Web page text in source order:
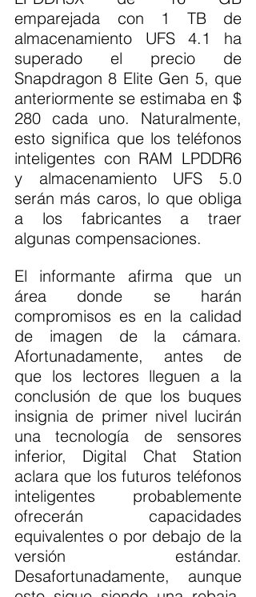
emparejada con 1 TB de
almacenamiento UFS 4.1 ha
superado el precio de
Snapdragon 8 Elite Gen 5, que
anteriormente se estimaba en $
280 cada uno. Naturalmente,
esto significa que los teléfonos
inteligentes con RAM LPDDR6
y almacenamiento UFS 5.0
serán más caros, lo que obliga
a los fabricantes a traer
algunas compensaciones.
El informante afirma que un
área donde se harán
compromisos es en la calidad
de imagen de la cámara.
Afortunadamente, antes de
que los lectores lleguen a la
conclusión de que los buques
insignia de primer nivel lucirán
una tecnología de sensores
inferior, Digital Chat Station
aclara que los futuros teléfonos
inteligentes probablemente
ofrecerán capacidades
equivalentes o por debajo de la
versión estándar.
Desafortunadamente, aunque